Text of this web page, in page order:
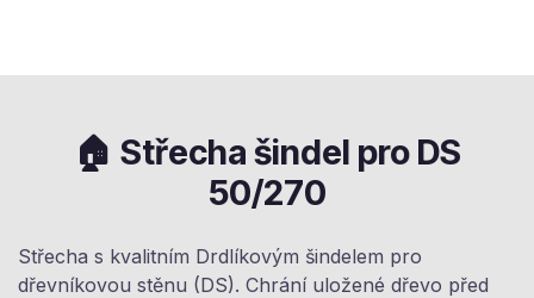
🏠 Střecha šindel pro DS
50/270
Střecha s kvalitním Drdlíkovým šindelem pro
dřevníkovou stěnu (DS). Chrání uložené dřevo před